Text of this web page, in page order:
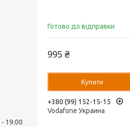
Готово до відправки
995 ₴
Купити
+380 (99) 152-15-15
Vodafone Украина
19:00